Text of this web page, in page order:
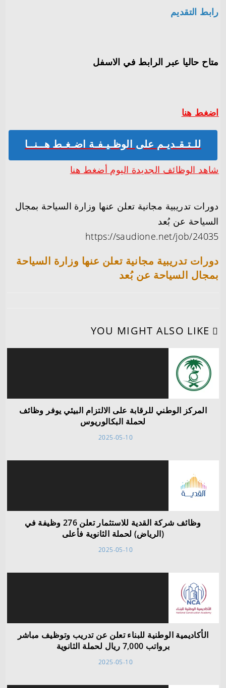
رابط التقديم
متاح حاليا عبر الرابط في الاسفل
اضغط هنا
للـتـقـديـم على الوظـيـفـة اضـغـط هــنــا
شاهد الوظائف الجديدة اليوم أضغط هنا
دورات تدريبية مجانية تعلن عنها وزارة السياحة بمجال
السياحة عن بُعد
https://saudione.net/job/24035
دورات تدريبية مجانية تعلن عنها وزارة السياحة
بمجال السياحة عن بُعد
YOU MIGHT ALSO LIKE
المركز الوطني للرقابة على الالتزام البيئي يوفر وظائف
لحملة البكالوريوس
2025-05-10
وظائف شركة القدية للاستثمار تعلن 276 وظيفة في
(الرياض) لحملة الثانوية فأعلى
2025-05-10
الأكاديمية الوطنية للبناء تعلن عن تدريب وتوظيف مباشر
برواتب 7,000 ريال لحملة الثانوية
2025-05-10